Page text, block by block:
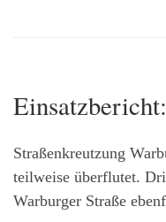
Einsatzbericht:
Straßenkreutzung
teilweise überflutet.
Warburger Straße